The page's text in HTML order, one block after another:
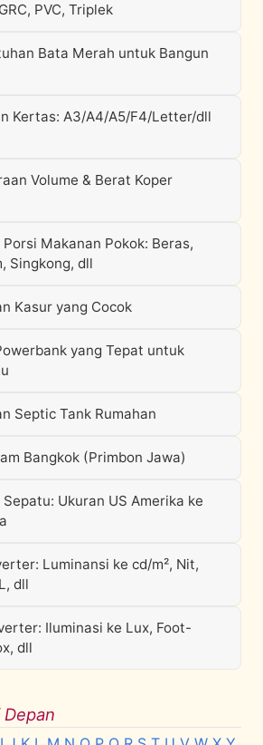
PVC, Triplek
Bata Merah untuk Bangun
Kertas: A3/A4/A5/F4/Letter/dll
Volume & Berat Koper
Makanan Pokok: Beras,
Singkong, dll
Kasur yang Cocok
yang Tepat untuk
Septic Tank Rumahan
Bangkok (Primbon Jawa)
Ukuran US Amerika ke
Luminansi ke cd/m², Nit,
dll
Iluminasi ke Lux, Foot-
dll